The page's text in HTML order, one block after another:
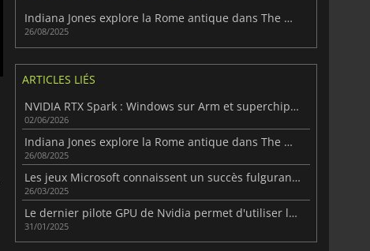
Indiana Jones explore la Rome antique dans The Order of Giants
26/08/2025
ARTICLES LIÉS
NVIDIA RTX Spark : Windows sur Arm et superchip pour PC compacts
02/06/2026
Indiana Jones explore la Rome antique dans The Order of Giants
26/08/2025
Les jeux Microsoft connaissent un succès fulgurant dans le PlayStation Store
26/03/2025
Le dernier pilote GPU de Nvidia permet d'utiliser le DLSS 4 dans les jeux et les applications
31/01/2025